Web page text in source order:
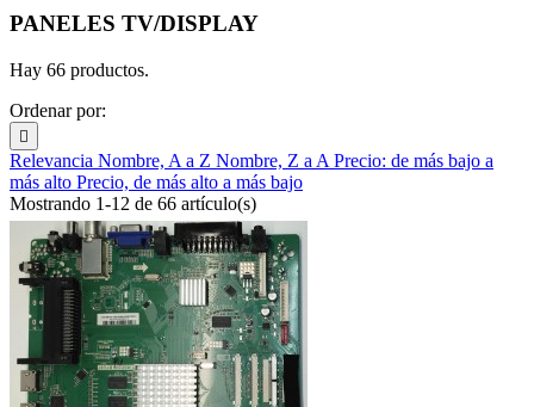
PANELES TV/DISPLAY
Hay 66 productos.
Ordenar por:

Relevancia Nombre, A a Z Nombre, Z a A Precio: de más bajo a
más alto Precio, de más alto a más bajo
Mostrando 1-12 de 66 artículo(s)